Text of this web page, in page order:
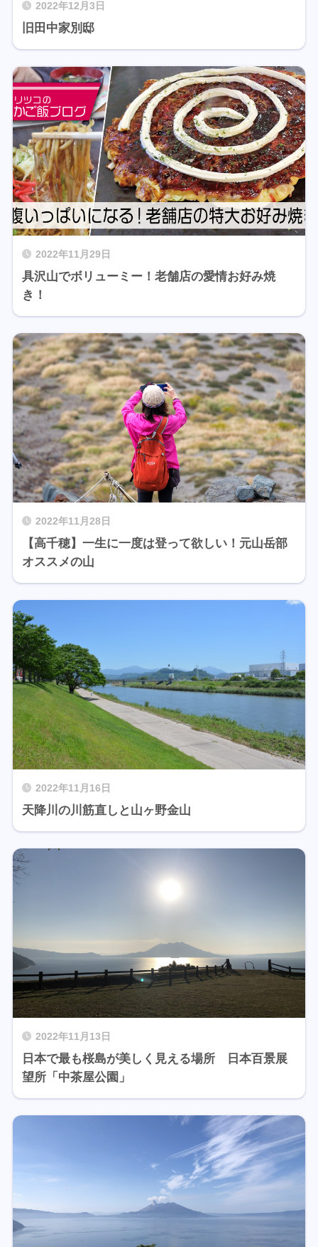
2022年12月3日
旧田中家別邸
2022年11月29日
具沢山でボリューミー！老舗店の愛情お好み焼
き！
2022年11月28日
【高千穂】一生に一度は登って欲しい！元山岳部
オススメの山
2022年11月16日
天降川の川筋直しと山ヶ野金山
2022年11月13日
日本で最も桜島が美しく見える場所 日本百景展
望所「中茶屋公園」